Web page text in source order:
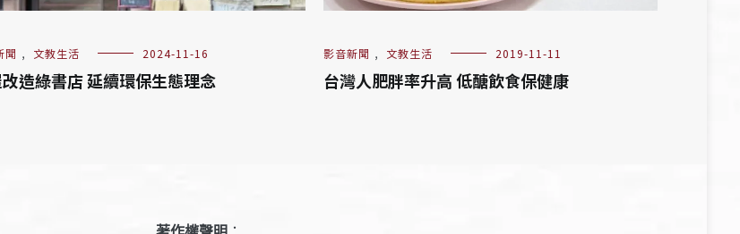
聞 , 文教生活 2024-11-16
造綠書店 延續環保生態理念
影音新聞 , 文教生活 2019-11-11
台灣人肥胖率升高 低醣飲食保健康